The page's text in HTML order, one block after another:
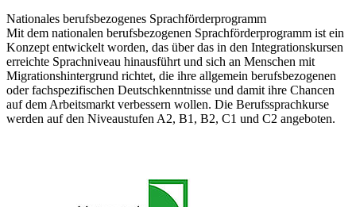
Nationales berufsbezogenes Sprachförderprogramm
Mit dem nationalen berufsbezogenen Sprachförderprogramm ist ein
Konzept entwickelt worden, das über das in den Integrationskursen
erreichte Sprachniveau hinausführt und sich an Menschen mit
Migrationshintergrund richtet, die ihre allgemein berufsbezogenen
oder fachspezifischen Deutschkenntnisse und damit ihre Chancen
auf dem Arbeitsmarkt verbessern wollen. Die Berufssprachkurse
werden auf den Niveaustufen A2, B1, B2, C1 und C2 angeboten.